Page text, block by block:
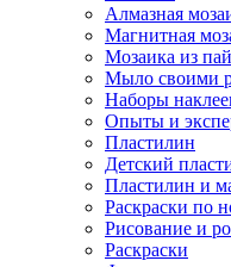
Алмазная
Магнитная
Мозаика из
Мыло своими
Наборы
Опыты и
Пластилин
Детский
Пластилин и
Раскраски по
Рисование и
Раскраски